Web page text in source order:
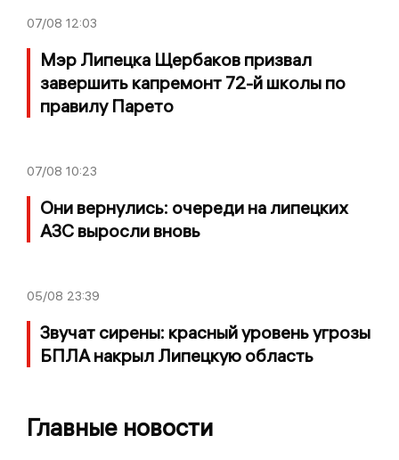
07/08 12:03
Мэр Липецка Щербаков призвал
завершить капремонт 72-й школы по
правилу Парето
07/08 10:23
Они вернулись: очереди на липецких
АЗС выросли вновь
05/08 23:39
Звучат сирены: красный уровень угрозы
БПЛА накрыл Липецкую область
Главные новости